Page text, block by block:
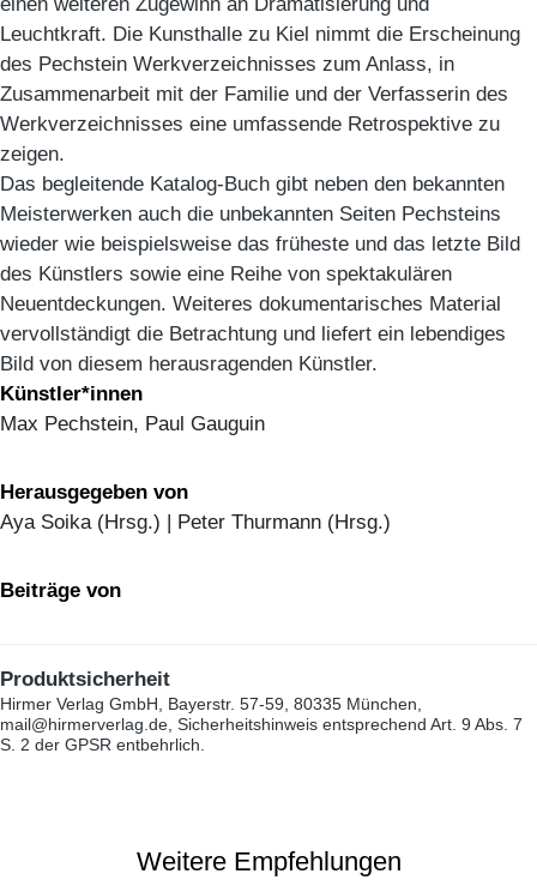
Leuchtkraft. Die Kunsthalle zu Kiel nimmt die Erscheinung
des Pechstein Werkverzeichnisses zum Anlass, in
Zusammenarbeit mit der Familie und der Verfasserin des
Werkverzeichnisses eine umfassende Retrospektive zu
zeigen.
Das begleitende Katalog-Buch gibt neben den bekannten
Meisterwerken auch die unbekannten Seiten Pechsteins
wieder wie beispielsweise das früheste und das letzte Bild
des Künstlers sowie eine Reihe von spektakulären
Neuentdeckungen. Weiteres dokumentarisches Material
vervollständigt die Betrachtung und liefert ein lebendiges
Bild von diesem herausragenden Künstler.
Künstler*innen
Max Pechstein, Paul Gauguin
Herausgegeben von
Aya Soika (Hrsg.) | Peter Thurmann (Hrsg.)
Beiträge von
Produktsicherheit
Hirmer Verlag GmbH, Bayerstr. 57-59, 80335 München,
mail@hirmerverlag.de, Sicherheitshinweis entsprechend Art. 9 Abs. 7
S. 2 der GPSR entbehrlich.
Weitere Empfehlungen